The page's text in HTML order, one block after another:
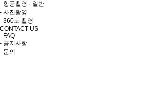
- 항공촬영 · 일반
- 사진촬영
- 360도 촬영
CONTACT US
- FAQ
- 공지사항
- 문의